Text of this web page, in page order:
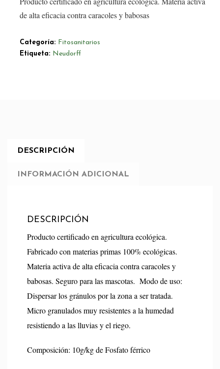
de alta eficacia contra caracoles y babosas
Categoría: Fitosanitarios
Etiqueta: Neudorff
DESCRIPCIÓN
INFORMACIÓN ADICIONAL
DESCRIPCIÓN
Producto certificado en agricultura ecológica.
Fabricado con materias primas 100% ecológicas.
Materia activa de alta eficacia contra caracoles y
babosas. Seguro para las mascotas. Modo de uso:
Dispersar los gránulos por la zona a ser tratada.
Micro granulados muy resistentes a la humedad
resistiendo a las lluvias y el riego.
Composición: 10g/kg de Fosfato férrico